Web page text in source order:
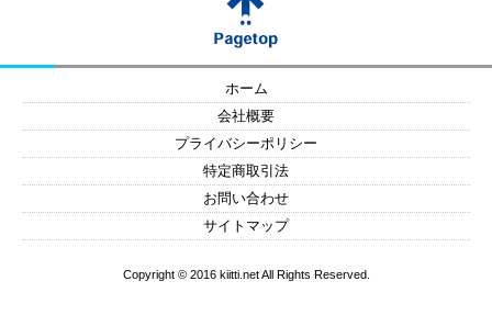
ホーム
会社概要
プライバシーポリシー
特定商取引法
お問い合わせ
サイトマップ
Copyright © 2016 kiitti.net All Rights Reserved.